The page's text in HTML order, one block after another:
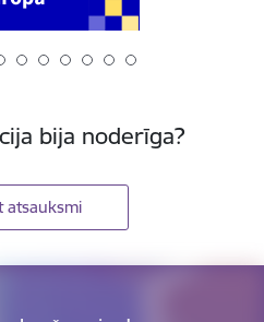
bija noderīga?
atsauksmi